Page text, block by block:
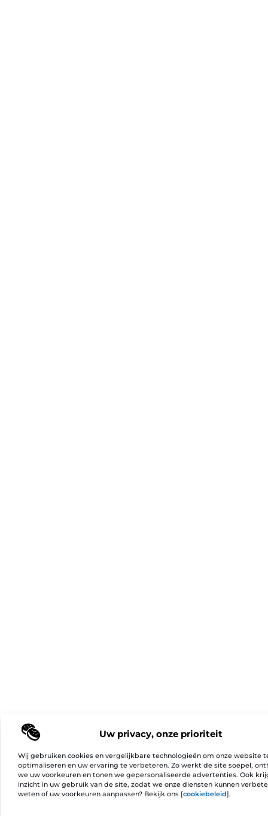
Uw privacy, onze prioriteit
Wij gebruiken cookies en vergelijkbare technologieën om onze website
optimaliseren en uw ervaring te verbeteren. Zo werkt de site soepel,
we uw voorkeuren en tonen we gepersonaliseerde advertenties. Ook
inzicht in uw gebruik van de site, zodat we onze diensten kunnen
weten of uw voorkeuren aanpassen? Bekijk ons [cookiebeleid].